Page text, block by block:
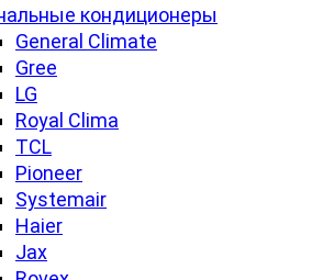
кондиционеры
General Climate
Gree
LG
Royal Clima
TCL
Pioneer
Systemair
Haier
Jax